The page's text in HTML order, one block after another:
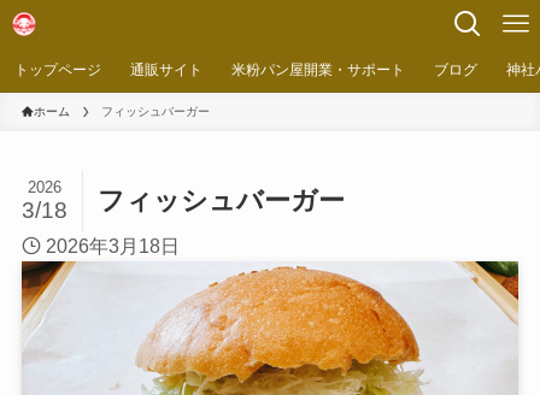
トップページ 通販サイト 米粉パン屋開業・サポート ブログ 神社
ホーム フィッシュバーガー
フィッシュバーガー
2026
3/18
2026年3月18日